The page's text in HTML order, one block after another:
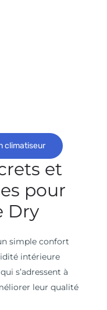
climatiseur
et
pour
Dry
simple confort
intérieure
s’adressent à
leur qualité